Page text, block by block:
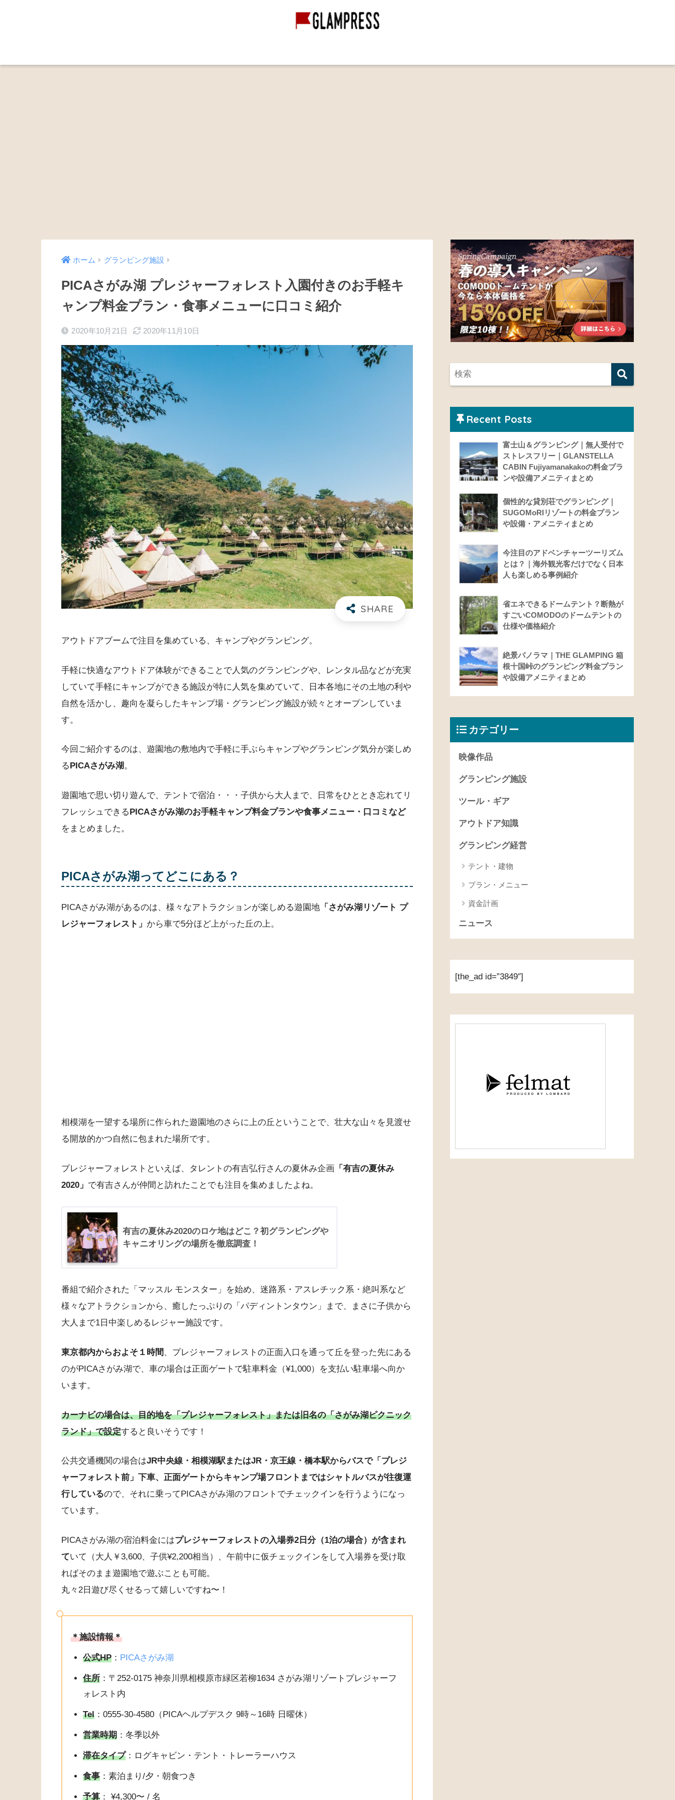
ホーム グランピング施設
PICAさがみ湖 プレジャーフォレスト入園付きのお手軽キ
ャンプ料金プラン・食事メニューに口コミ紹介
2020年10月21日 2020年11月10日
アウトドアブームで注目を集めている、キャンプやグランピング。
手軽に快適なアウトドア体験ができることで人気のグランピングや、レンタル品などが充実
していて手軽にキャンプができる施設が特に人気を集めていて、日本各地にその土地の利や
自然を活かし、趣向を凝らしたキャンプ場・グランピング施設が続々とオープンしていま
す。
今回ご紹介するのは、遊園地の敷地内で手軽に手ぶらキャンプやグランピング気分が楽しめ
る PICAさがみ湖。
遊園地で思い切り遊んで、テントで宿泊・・・子供から大人まで、日常をひととき忘れてリ
フレッシュできるPICAさがみ湖のお手軽キャンプ料金プランや食事メニュー・口コミなど
をまとめました。
PICAさがみ湖 ってどこにある？
PICAさがみ湖があるのは、様々なアトラクションが楽しめる遊園地 「さがみ湖リゾート プ
レジャーフォレスト」 から車で5分ほど上がった丘の上。
相模湖を一望する場所に作られた遊園地のさらに上の丘ということで、壮大な山々を見渡せ
る開放的かつ自然に包まれた場所です。
プレジャーフォレストといえば、タレントの有吉弘行さんの夏休み企画 「有吉の夏休み
2020」 で有吉さんが仲間と訪れたことでも注目を集めましたよね。
有吉の夏休み2020のロケ地はどこ？初グランピングや
キャニオリングの場所を徹底調査！
番組で紹介された「マッスル モンスター」を始め、迷路系・アスレチック系・絶叫系など
様々なアトラクションから、癒したっぷりの「パディントンタウン」まで、まさに子供から
大人まで1日中楽しめるレジャー施設です。
東京都内からおよそ１時間 、プレジャーフォレストの正面入口を通って丘を登った先にある
のがPICAさがみ湖で、車の場合は正面ゲートで駐車料金（¥1,000）を支払い駐車場へ向か
います。
カーナビの場合は、目的地を「プレジャーフォレスト」または旧名の「さがみ湖ピクニック
ランド」で設定すると良いそうです！
公共交通機関の場合はJR中央線・相模湖駅またはJR・京王線・橋本駅からバスで「プレジ
ャーフォレスト前」下車、正面ゲートからキャンプ場フロントまではシャトルバスが往復運
行しているので、それに乗ってPICAさがみ湖のフロントでチェックインを行うようになっ
ています。
PICAさがみ湖の宿泊料金にはプレジャーフォレストの入場券2日分（1泊の場合）が含まれ
ていて（大人￥3,600、子供¥2,200相当）、午前中に仮チェックインをして入場券を受け取
ればそのまま遊園地で遊ぶことも可能。
丸々2日遊び尽くせるって嬉しいですね〜！
＊施設情報＊
公式HP ： PICAさがみ湖
住所 ：〒252-0175 神奈川県相模原市緑区若柳1634 さがみ湖リゾートプレジャーフ
ォレスト内
Tel ：0555-30-4580（PICAヘルプデスク 9時～16時 日曜休）
営業時期 ：冬季以外
滞在タイプ：ログキャビン・テント・トレーラーハウス
食事 ：素泊まり/夕・朝食つき
予算 ： ¥4,300〜 / 名
Recent Posts
富士山＆グランピング｜無人受付で
ストレスフリー｜GLANSTELLA
CABIN Fujiyamanakakoの料金プラ
ンや設備アメニティまとめ
個性的な貸別荘でグランピング｜
SUGOMoRIリゾートの料金プラン
や設備・アメニティまとめ
今注目のアドベンチャーツーリズム
とは？｜海外観光客だけでなく日本
人も楽しめる事例紹介
省エネできるドームテント？断熱が
すごいCOMODOのドームテントの
仕様や価格紹介
絶景パノラマ｜THE GLAMPING 箱
根十国峠のグランピング料金プラン
や設備アメニティまとめ
カテゴリー
映像作品
グランピング施設
ツール・ギア
アウトドア知識
グランピング経営
テント・建物
プラン・メニュー
資金計画
ニュース
[the_ad id=”3849″]